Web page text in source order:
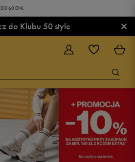
60 DNI.
do Klubu 50 style ×